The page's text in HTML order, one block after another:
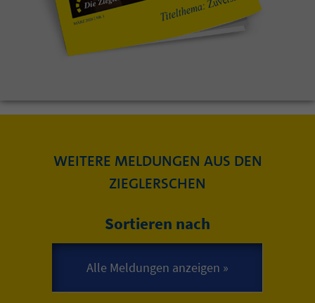
WEITERE MELDUNGEN AUS DEN
ZIEGLERSCHEN
Sortieren nach